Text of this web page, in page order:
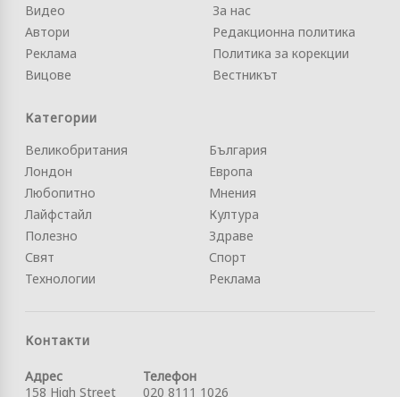
Видео
Автори
Реклама
Вицове
За нас
Редакционна политика
Политика за корекции
Вестникът
Категории
Великобритания
Лондон
Любопитно
Лайфстайл
Полезно
Свят
Технологии
България
Европа
Мнения
Култура
Здраве
Спорт
Реклама
Контакти
Адрес
158 High Street
Телефон
020 8111 1026